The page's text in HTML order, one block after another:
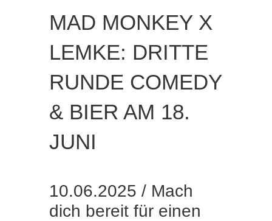
MAD MONKEY X
LEMKE: DRITTE
RUNDE COMEDY
& BIER AM 18.
JUNI
10.06.2025 / Mach
dich bereit für einen